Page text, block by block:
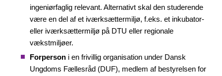
ingeniørfaglig relevant. Alternativt skal den studerende
være en del af et iværksættermiljø, f.eks. et inkubator-
eller iværksættermiljø på DTU eller regionale
vækstmiljøer.
Forperson i en frivillig organisation under Dansk
Ungdoms Fællesråd (DUF), medlem af bestyrelsen for